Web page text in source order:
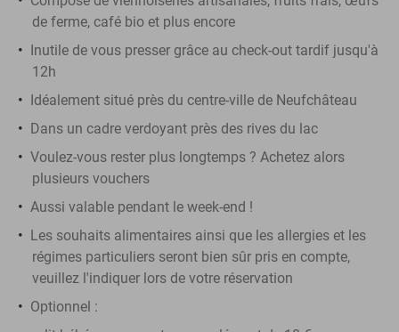
de ferme, café bio et plus encore
Inutile de vous presser grâce au check-out tardif jusqu'à
12h
Idéalement situé près du centre-ville de Neufchâteau
Dans un cadre verdoyant près des rives du lac
Voulez-vous rester plus longtemps ? Achetez alors
plusieurs vouchers
Aussi valable pendant le week-end !
Les souhaits alimentaires ainsi que les allergies et les
régimes particuliers seront bien sûr pris en compte,
veuillez l'indiquer lors de votre réservation
Optionnel :